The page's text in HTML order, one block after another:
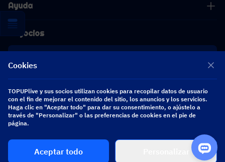
Ayuda
Negocios
[email protected]
[email protected]
Síguenos
Copyright 2026 SEA WHALE TECHNOLOGY PTE.LTD. All Rights Reserved.
Cookies
TOPUPlive y sus socios utilizan cookies para recopilar datos de usuario
con el fin de mejorar el contenido del sitio, los anuncios y los servicios.
Haga clic en "Aceptar todo" para dar su consentimiento, o ajústelo a
través de "Personalizar" o las preferencias de cookies en el pie de
página.
Aceptar todo